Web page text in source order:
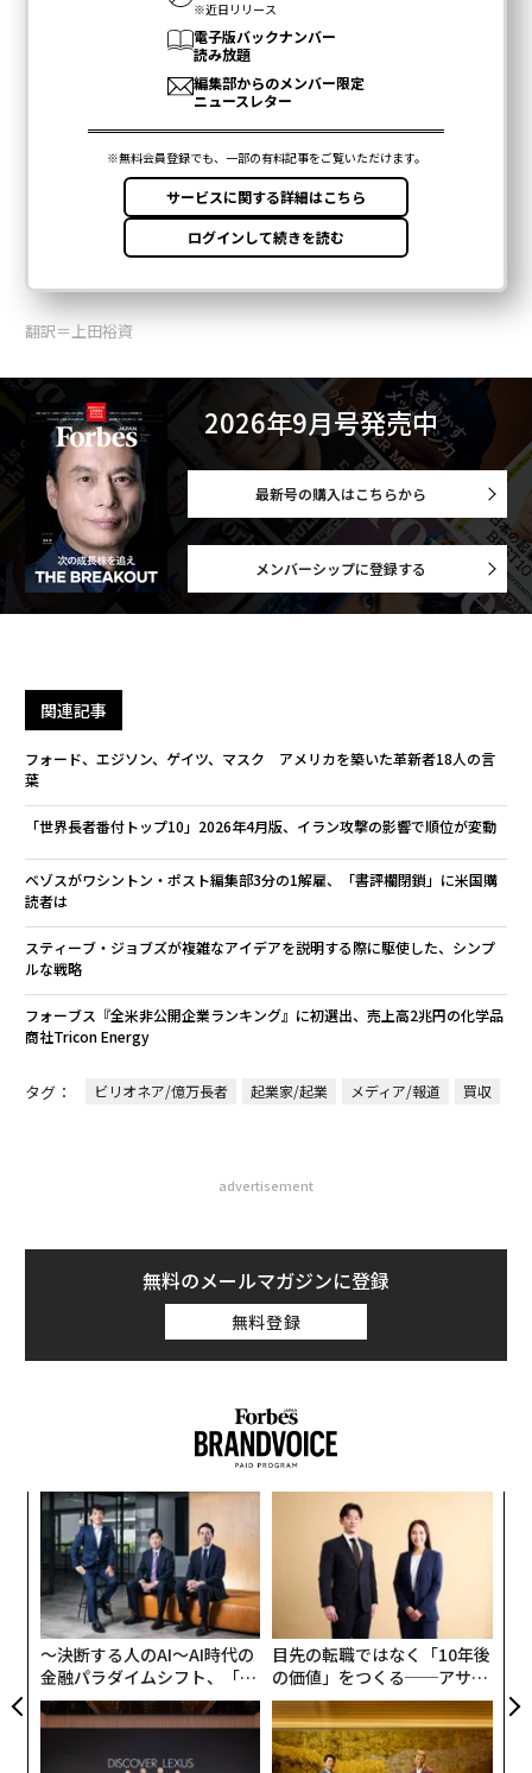
翻訳＝上田裕資
2026年9月号発売中
最新号の購入はこちらから
メンバーシップに登録する
関連記事
フォード、エジソン、ゲイツ、マスク アメリカを築いた革新者18人の言
葉
「世界長者番付トップ10」2026年4月版、イラン攻撃の影響で順位が変動
ベゾスがワシントン・ポスト編集部3分の1解雇、「書評欄閉鎖」に米国購
読者は
スティーブ・ジョブズが複雑なアイデアを説明する際に駆使した、シンプ
ルな戦略
フォーブス『全米非公開企業ランキング』に初選出、売上高2兆円の化学品
商社Tricon Energy
タグ： ビリオネア/億万長者 起業家/起業 メディア/報道 買収
advertisement
無料のメールマガジンに登録
無料登録
〜決断する人のAI〜AI時代の
金融パラダイムシフト、「超
個別化」の核心 【MUFG×ウ
ェルスナビ×PwC】
目先の転職ではなく「10年後
の価値」をつくる──アサイ
ンの長期伴走型支援とは